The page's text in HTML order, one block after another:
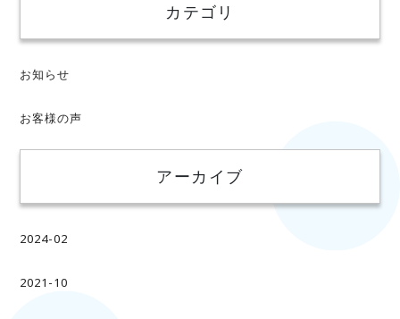
カテゴリ
お知らせ
お客様の声
アーカイブ
2024-02
2021-10